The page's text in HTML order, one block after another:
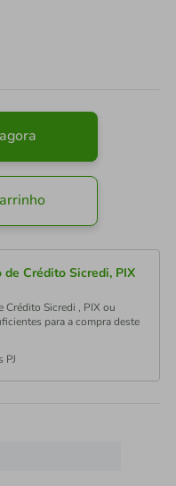
de Crédito Sicredi, PIX
Crédito Sicredi , PIX ou
para a compra deste
PJ